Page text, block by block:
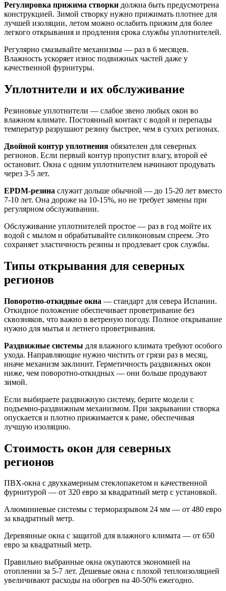
Регулировка прижима створки должна быть предусмотрена
конструкцией. Зимой створку нужно прижимать плотнее для
лучшей изоляции, летом можно ослабить прижим для более
легкого открывания и продления срока службы уплотнителей.
Регулярно смазывайте механизмы — раз в 6 месяцев.
Влажность ускоряет износ подвижных частей даже у
качественной фурнитуры.
Уплотнители и их обслуживание
Резиновые уплотнители — слабое звено любых окон во
влажном климате. Постоянный контакт с водой и перепады
температур разрушают резину быстрее, чем в сухих регионах.
Двойной контур уплотнения обязателен для северных
регионов. Если первый контур пропустит влагу, второй её
остановит. Окна с одним уплотнителем начинают продувать
через 3-5 лет.
EPDM-резина служит дольше обычной — до 15-20 лет вместо
7-10 лет. Она дороже на 10-15%, но не требует замены при
регулярном обслуживании.
Обслуживание уплотнителей простое — раз в год мойте их
водой с мылом и обрабатывайте силиконовым спреем. Это
сохраняет эластичность резины и продлевает срок службы.
Типы открывания для северных
регионов
Поворотно-откидные окна — стандарт для севера Испании.
Откидное положение обеспечивает проветривание без
сквозняков, что важно в ветреную погоду. Полное открывание
нужно для мытья и летнего проветривания.
Раздвижные системы для влажного климата требуют особого
ухода. Направляющие нужно чистить от грязи раз в месяц,
иначе механизм заклинит. Герметичность раздвижных окон
ниже, чем поворотно-откидных — они больше продувают
зимой.
Если выбираете раздвижную систему, берите модели с
подъемно-раздвижным механизмом. При закрывании створка
опускается и плотно прижимается к раме, обеспечивая
лучшую изоляцию.
Стоимость окон для северных
регионов
ПВХ-окна с двухкамерным стеклопакетом и качественной
фурнитурой — от 320 евро за квадратный метр с установкой.
Алюминиевые системы с терморазрывом 24 мм — от 480 евро
за квадратный метр.
Деревянные окна с защитой для влажного климата — от 650
евро за квадратный метр.
Правильно выбранные окна окупаются экономией на
отоплении за 5-7 лет. Дешевые окна с плохой теплоизоляцией
увеличивают расходы на обогрев на 40-50% ежегодно.